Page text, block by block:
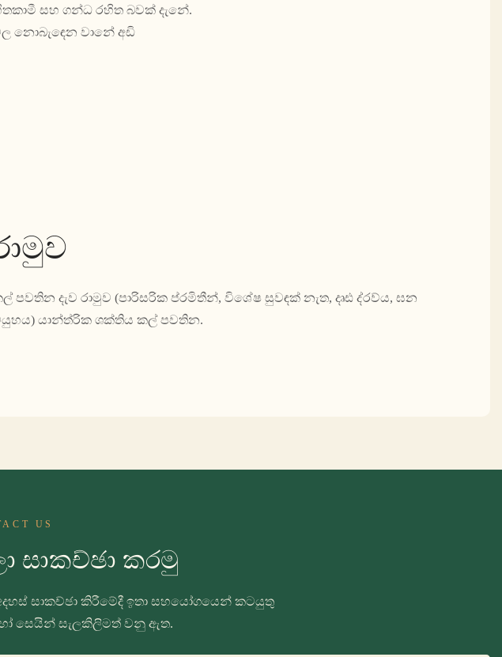
සහ ගන්ධ රහිත බවක් දැනේ.
නොබැඳෙන වානේ අඩි
පවතින දැව රාමුව (පාරිසරික ප්රමිතීන්, විශේෂ සුවඳක් නැත, දෘඪ ද්රව්ය, ඝන
යාන්ත්රික ශක්තිය කල් පවතින.
US
සාකච්ඡා කරමු
සාකච්ඡා කිරීමේදී ඉතා සහයෝගයෙන් කටයුතු
සෙයින් සැලකිලිමත් වනු ඇත.